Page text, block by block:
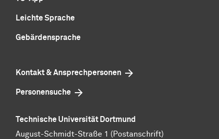
Leichte Sprache
Gebärdensprache
Kontakt & Ansprechpersonen
Personensuche
Technische Universität Dortmund
August-Schmidt-Straße 1 (Postanschrift)